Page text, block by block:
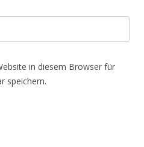
in diesem Browser für
speichern.